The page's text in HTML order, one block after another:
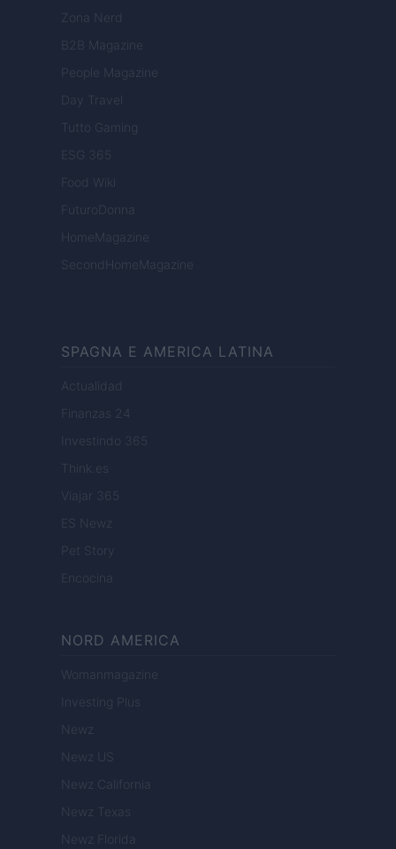
Zona Nerd
B2B Magazine
People Magazine
Day Travel
Tutto Gaming
ESG 365
Food Wiki
FuturoDonna
HomeMagazine
SecondHomeMagazine
SPAGNA E AMERICA LATINA
Actualidad
Finanzas 24
Investindo 365
Think.es
Viajar 365
ES Newz
Pet Story
Encocina
NORD AMERICA
Womanmagazine
Investing Plus
Newz
Newz US
Newz California
Newz Texas
Newz Florida